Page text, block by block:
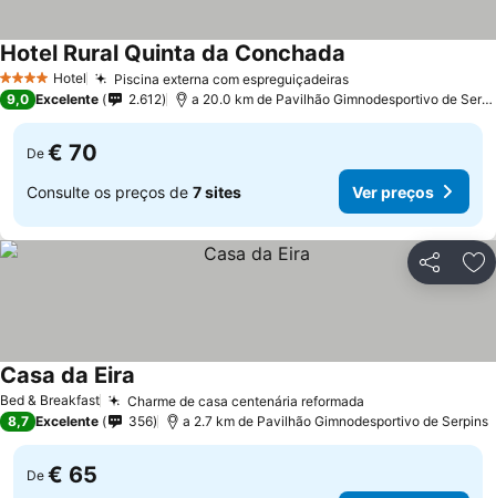
4 EstrelasHotel Piscina externa com espreguiçadeiras
Hotel Rural Quinta da Conchada
9,0 Excelente 2.612 a 20.0 km de Pavilhão Gimnodesportivo de Serpins
De € 70
Consulte os preços de 7 sites Ver preços
Partilhar
Bed & Breakfast Charme de casa centenária reformada
Casa da Eira
8,7 Excelente 356 a 2.7 km de Pavilhão Gimnodesportivo de Serpins
De € 65